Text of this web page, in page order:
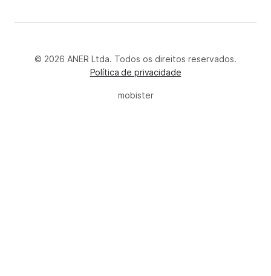
© 2026 ANER Ltda. Todos os direitos reservados.
Política de privacidade
mobister